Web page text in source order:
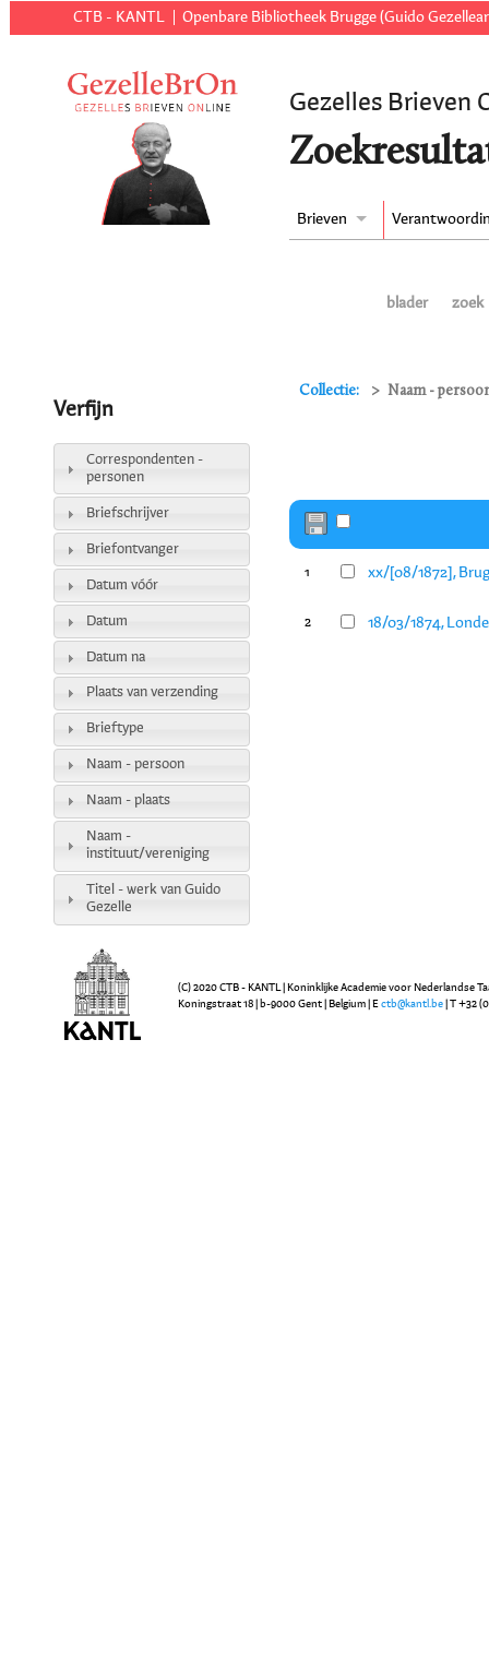
CTB - KANTL Openbare Bibliotheek Brugge (Guido
Gezelles Brieven
Brieven
blader zoek
Collectie: Naam -
1 xx/[08/1872],
2 18/03/1874,
Verfijn
Correspondenten -
personen
Briefschrijver
Briefontvanger
Datum vóór
Datum
Datum na
Plaats van verzending
Brieftype
Naam - persoon
Naam - plaats
Naam -
instituut/vereniging
Titel - werk van Guido
Gezelle
(C) 2020 CTB - KANTL | Koninklijke Academie voor Nederlandse
Koningstraat 18 | b-9000 Gent | Belgium | E ctb@kantl.be | T +32